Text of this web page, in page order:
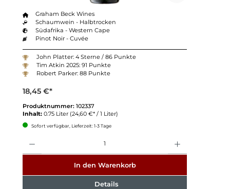
Graham Beck Wines
Schaumwein - Halbtrocken
Südafrika - Western Cape
Pinot Noir - Cuvée
John Platter: 4 Sterne / 86 Punkte
Tim Atkin 2025: 91 Punkte
Robert Parker: 88 Punkte
18,45 €*
Produktnummer: 102337
Inhalt: 0.75 Liter (24,60 €* / 1 Liter)
Sofort verfügbar, Lieferzeit: 1-3 Tage
In den Warenkorb
Details